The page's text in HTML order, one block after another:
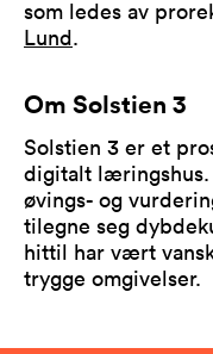
som ledes av
Lund.
Om Solstien 3
Solstien 3 er et
digitalt læringshus.
øvings- og
tilegne seg
hittil har vært
trygge omgivelser.